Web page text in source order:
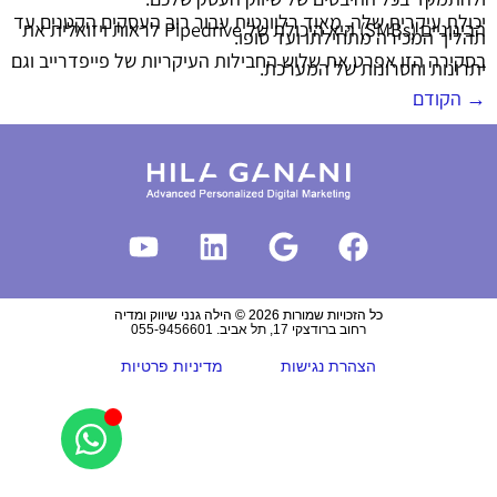
יכולת עיקרית שלה, מאוד רלוונטית עבור רוב העסקים הקטנים עד
הבינוניים (SMBs) היא היכולת של Pipedrive לראות ויזואלית את
תהליך המכירה מתחילתו ועד סופו.
בסקירה הזו אפרט את שלוש החבילות העיקריות של פייפדרייב וגם
יתרונות וחסרונות של המערכת.
→ הקודם
כל הזכויות שמורות 2026 © הילה גנני שיווק ומדיה
רחוב ברודצקי 17, תל אביב. 055-9456601
הצהרת נגישות מדיניות פרטיות